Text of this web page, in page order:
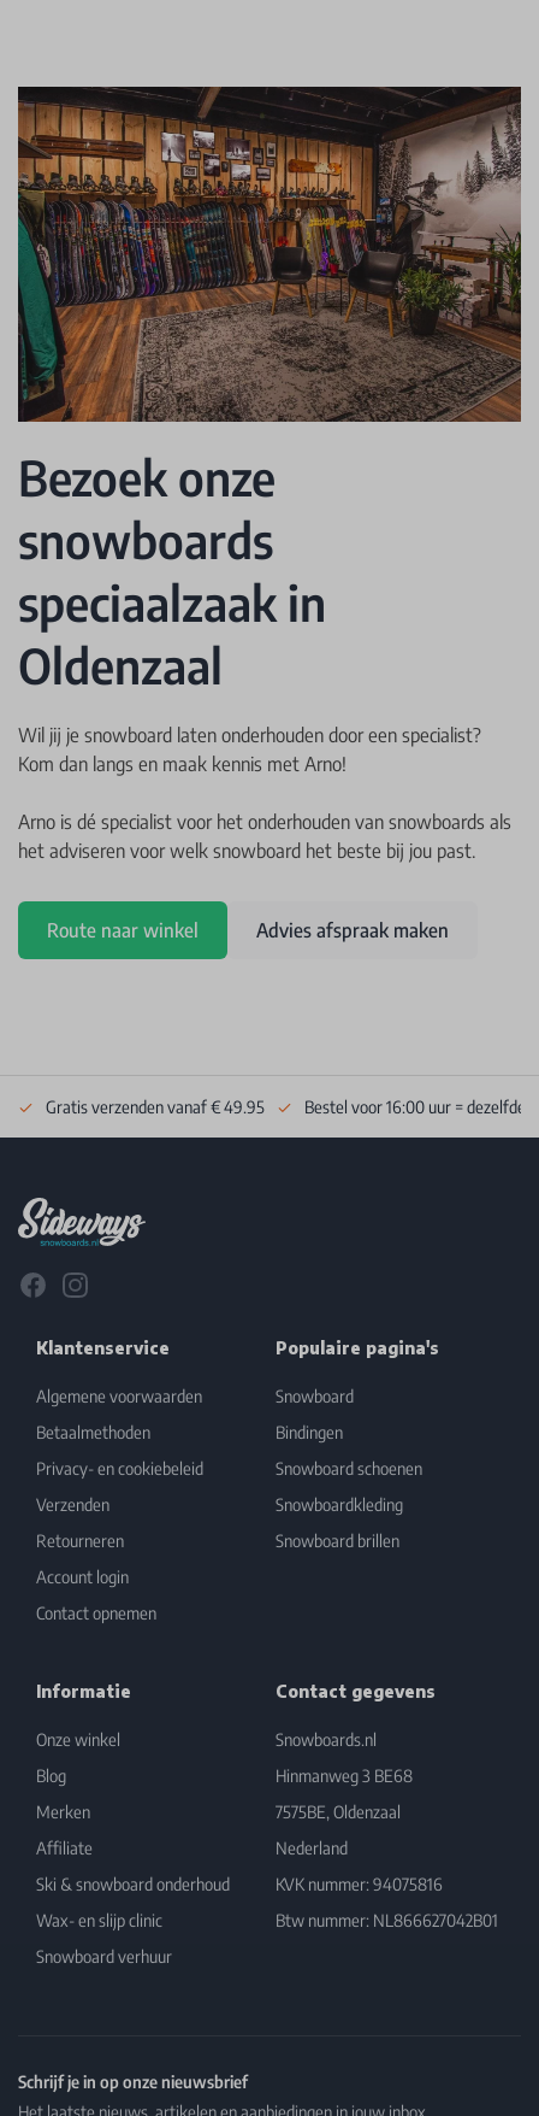
Bezoek onze
snowboards
speciaalzaak in
Oldenzaal
Wil jij je snowboard laten onderhouden door een specialist?
Kom dan langs en maak kennis met Arno!
Arno is dé specialist voor het onderhouden van snowboards als
het adviseren voor welk snowboard het beste bij jou past.
Route naar winkel Advies afspraak maken
Gratis verzenden vanaf € 49.95 Bestel voor 16:00 uur = dezelfde
FacebookInstagram
Klantenservice
Algemene voorwaarden
Betaalmethoden
Privacy- en cookiebeleid
Verzenden
Retourneren
Account login
Contact opnemen
Populaire pagina's
Snowboard
Bindingen
Snowboard schoenen
Snowboardkleding
Snowboard brillen
Informatie
Onze winkel
Blog
Merken
Affiliate
Ski & snowboard onderhoud
Wax- en slijp clinic
Snowboard verhuur
Contact gegevens
Snowboards.nl
Hinmanweg 3 BE68
7575BE, Oldenzaal
Nederland
KVK nummer: 94075816
Btw nummer: NL866627042B01
Schrijf je in op onze nieuwsbrief